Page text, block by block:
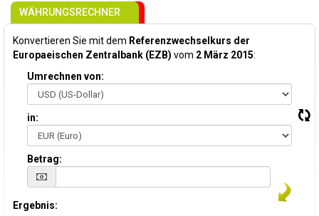
WÄHRUNGSRECHNER
Konvertieren Sie mit dem Referenzwechselkurs der
Europaeischen Zentralbank (EZB) vom 2 März 2015:
Umrechnen von:
in:
Betrag:
Ergebnis: